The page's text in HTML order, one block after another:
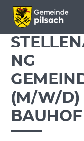
Menü überspringen
Menü überspringen
NG
(M/W/D)
BAUHOF